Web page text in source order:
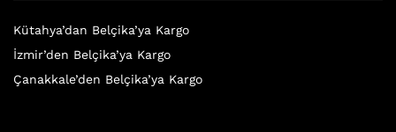
Kütahya’dan Belçika’ya Kargo
İzmir’den Belçika’ya Kargo
Çanakkale’den Belçika’ya Kargo